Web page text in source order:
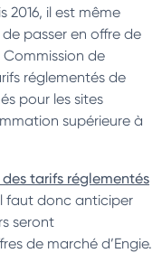
2016, il est même
passer en offre de
Commission de
réglementés de
pour les sites
supérieure à
des tarifs réglementés
faut donc anticiper
seront
de marché d’Engie.